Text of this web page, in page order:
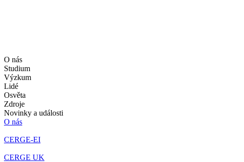
O nás
Studium
Výzkum
Lidé
Osvěta
Zdroje
Novinky a události
O nás
CERGE-EI
CERGE UK